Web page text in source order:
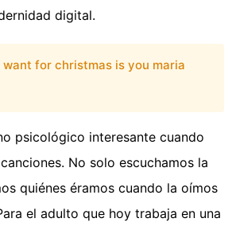
digital.
want for christmas is you maria
psicológico interesante cuando
No solo escuchamos la
quiénes éramos cuando la oímos
el adulto que hoy trabaja en una